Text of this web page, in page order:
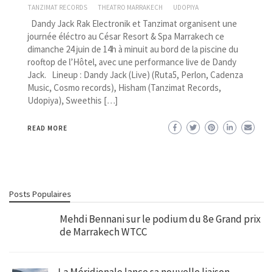
TANZIMAT RECORDS
THEATRO MARRAKECH UDOPIYA
Dandy Jack Rak Electronik et Tanzimat organisent une
journée éléctro au César Resort & Spa Marrakech ce
dimanche 24 juin de 14h à minuit au bord de la piscine du
rooftop de l’Hôtel, avec une performance live de Dandy
Jack. Lineup : Dandy Jack (Live) (Ruta5, Perlon, Cadenza
Music, Cosmo records), Hisham (Tanzimat Records,
Udopiya), Sweethis […]
READ MORE
Posts Populaires
Mehdi Bennani sur le podium du 8e Grand prix
de Marrakech WTCC